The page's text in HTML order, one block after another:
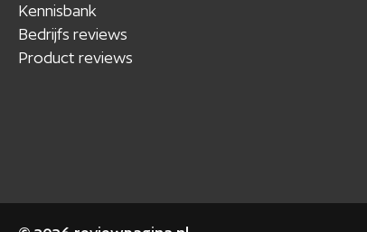
Kennisbank
Bedrijfs reviews
Product reviews